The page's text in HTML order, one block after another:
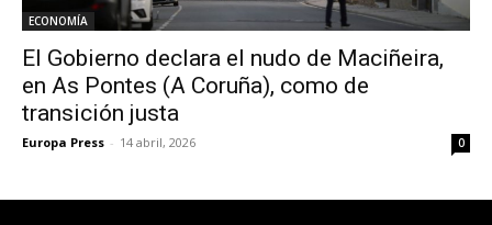
ECONOMÍA
El Gobierno declara el nudo de Maciñeira,
en As Pontes (A Coruña), como de
transición justa
Europa Press - 14 abril, 2026 0